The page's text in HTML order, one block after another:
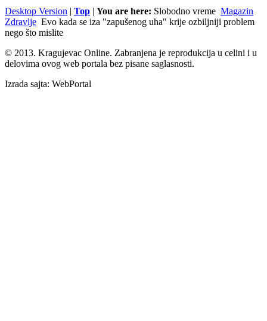
Desktop Version Top You are here: Slobodno vreme Magazin
Zdravlje Evo kada se iza "zapušenog uha" krije ozbiljniji problem
nego što mislite
© 2013. Kragujevac Online. Zabranjena je reprodukcija u celini i u
delovima ovog web portala bez pisane saglasnosti.
Izrada sajta: WebPortal